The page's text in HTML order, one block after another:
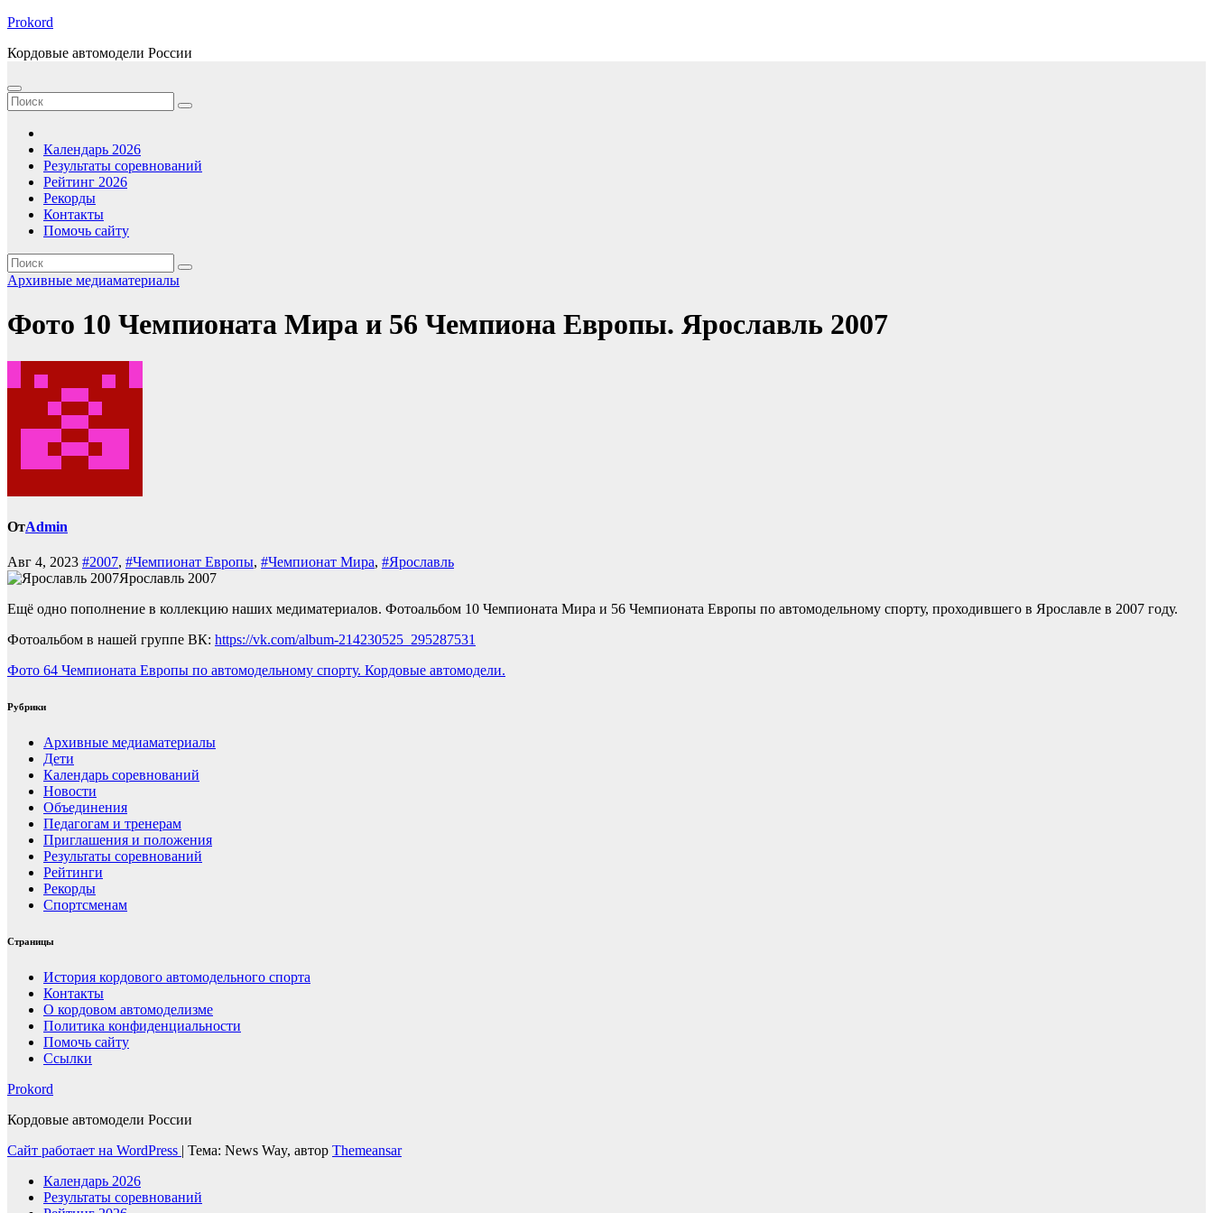
Перейти
содержимому
Prokord
Кордовые автомодели России
Календарь 2026
Результаты соревнований
Рейтинг 2026
Рекорды
Контакты
Помочь сайту
Архивные медиаматериалы
Фото 10 Чемпионата Мира и 56 Чемпиона Европы. Ярославль 2007
ОтAdmin
Авг 4, 2023 #2007, #Чемпионат Европы, #Чемпионат Мира, #Ярославль
Ярославль 2007
Ещё одно пополнение в коллекцию наших медиматериалов. Фотоальбом 10 Чемпионата Мира и 56 Чемпионата Европы по автомодельному спорту, проходившего в Ярославле в 2007 году.
Фотоальбом в нашей группе ВК: https://vk.com/album-214230525_295287531
Навигация
по
Фото 64 Чемпионата Европы по автомодельному спорту. Кордовые автомодели.
Рубрики
Архивные медиаматериалы
Дети
Календарь соревнований
Новости
Объединения
Педагогам и тренерам
Приглашения и положения
Результаты соревнований
Рейтинги
Рекорды
Спортсменам
Страницы
История кордового автомодельного спорта
Контакты
О кордовом автомоделизме
Политика конфиденциальности
Помочь сайту
Ссылки
Prokord
Кордовые автомодели России
Сайт работает на WordPress | Тема: News Way, автор Themeansar
Календарь 2026
Результаты соревнований